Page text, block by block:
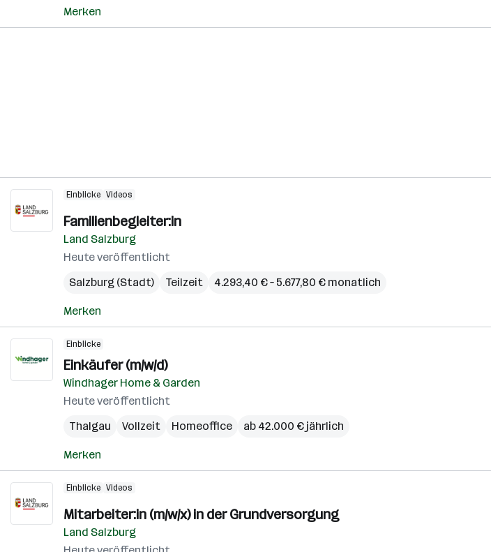
Merken
Einblicke Videos
Familienbegleiter:in
Land Salzburg
Heute veröffentlicht
Salzburg (Stadt)
Teilzeit 4.293,40 € – 5.677,80 € monatlich
Merken
Einblicke
Einkäufer (m/w/d)
Windhager Home & Garden
Heute veröffentlicht
Thalgau
Vollzeit Homeoffice ab 42.000 € jährlich
Merken
Einblicke Videos
Mitarbeiter:in (m/w/x) in der Grundversorgung
Land Salzburg